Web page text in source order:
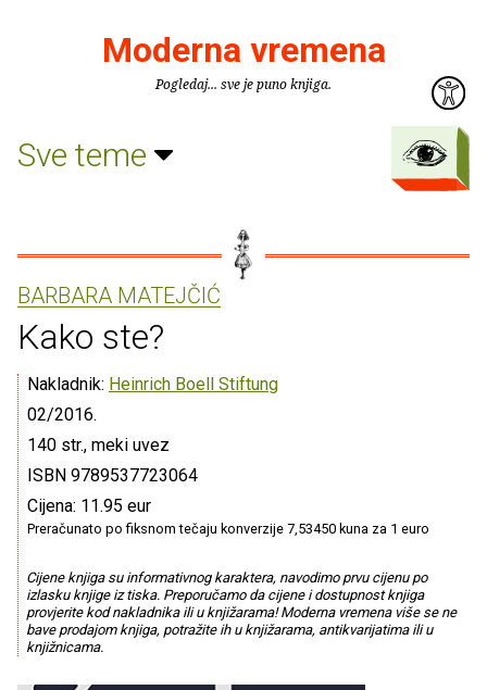
Moderna vremena
Pogledaj... sve je puno knjiga.
Sve teme
BARBARA MATEJČIĆ
Kako ste?
Nakladnik: Heinrich Boell Stiftung
02/2016.
140 str., meki uvez
ISBN 9789537723064
Cijena: 11.95 eur
Preračunato po fiksnom tečaju konverzije 7,53450 kuna za 1 euro
Cijene knjiga su informativnog karaktera, navodimo prvu cijenu po
izlasku knjige iz tiska. Preporučamo da cijene i dostupnost knjiga
provjerite kod nakladnika ili u knjižarama! Moderna vremena više se ne
bave prodajom knjiga, potražite ih u knjižarama, antikvarijatima ili u
knjižnicama.